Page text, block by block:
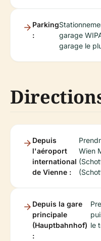
Parking
:
garage
garage le
Depuis
l'aéroport
international
de Vienne :
Wien
Depuis la gare
principale
(Hauptbahnhof)
:
le